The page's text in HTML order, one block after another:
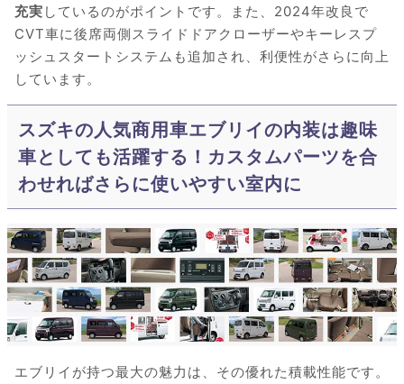
充実 しているのがポイントです。また、2024年改良で
CVT車に後席両側スライドドアクローザーやキーレスプ
ッシュスタートシステムも追加され、利便性がさらに向上
しています。
スズキの人気商用車エブリイの内装は趣味
車としても活躍する！カスタムパーツを合
わせればさらに使いやすい室内に
エブリイが持つ最大の魅力は、その優れた積載性能です。